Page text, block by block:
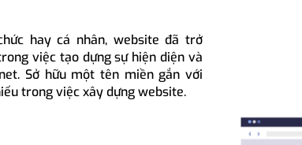
hay cá nhân, website đã trở
việc tạo dựng sự hiện diện và
Sở hữu một tên miền gắn với
trong việc xây dựng website.